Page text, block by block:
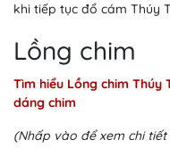
khi tiếp tục đổ cám Thúy
Lồng chim
Tìm hiểu Lồng chim Thúy
dáng chim
(Nhấp vào để xem chi